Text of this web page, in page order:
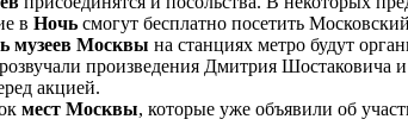
в Ночь смогут бесплатно посетить
музеев Москвы на станциях метро будут
произведения Дмитрия Шостаковича
акцией.
мест Москвы, которые уже объявили об